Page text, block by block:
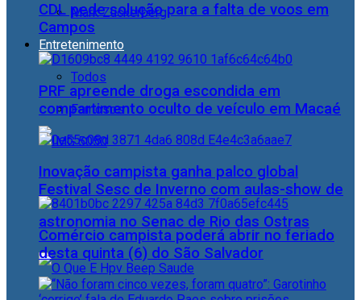
Mark Zuckerberg
Entretenimento
Todos
Famosos
Festival Sesc de Inverno com aulas-show de
astronomia no Senac de Rio das Ostras
CDL pede solução para a falta de voos em
Campos
PRF apreende droga escondida em
compartimento oculto de veículo em Macaé
Inovação campista ganha palco global
Comércio campista poderá abrir no feriado
desta quinta (6) do São Salvador